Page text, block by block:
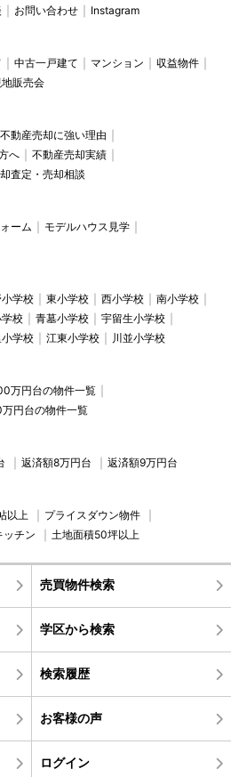
お問い合わせ Instagram
中古一戸建て マンション
収益物件
販売会
動産売却に強い理由
へ
不動産売却実績
査定・売却相談
ーム
モデルハウス見学
学校 東小学校 西小学校
南小学校
校 青墓小学校
宇留生小学校
学校 江東小学校 川並小学校
万円台の物件一覧
円台の物件一覧
返済額8万円台 返済額9万円台
以上
プライスダウン物件
ッチン 土地面積50坪以上
売買物件検索
学区から検索
検索履歴
お客様の声
ログイン